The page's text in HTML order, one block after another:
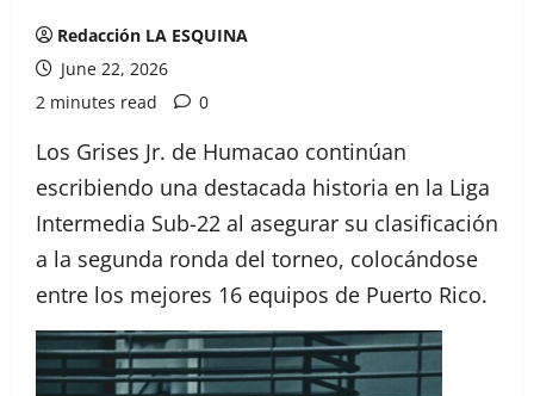
Redacción LA ESQUINA
June 22, 2026
2 minutes read
0
Los Grises Jr. de Humacao continúan
escribiendo una destacada historia en la Liga
Intermedia Sub-22 al asegurar su clasificación
a la segunda ronda del torneo, colocándose
entre los mejores 16 equipos de Puerto Rico.